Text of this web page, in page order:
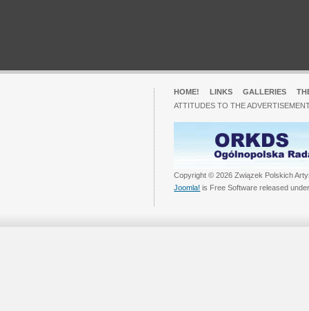
HOME! LINKS GALLERIES
ATTITUDES TO THE
Copyright © 2026 Związek Polskich
Joomla! is Free Software released